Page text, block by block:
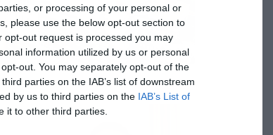
or processing of your personal or
please use the below opt-out section to
out request is processed you may
information utilized by us or personal
out. You may separately opt-out of the
parties on the IAB’s list of downstream
by us to third parties on the IAB’s List of
it to other third parties.